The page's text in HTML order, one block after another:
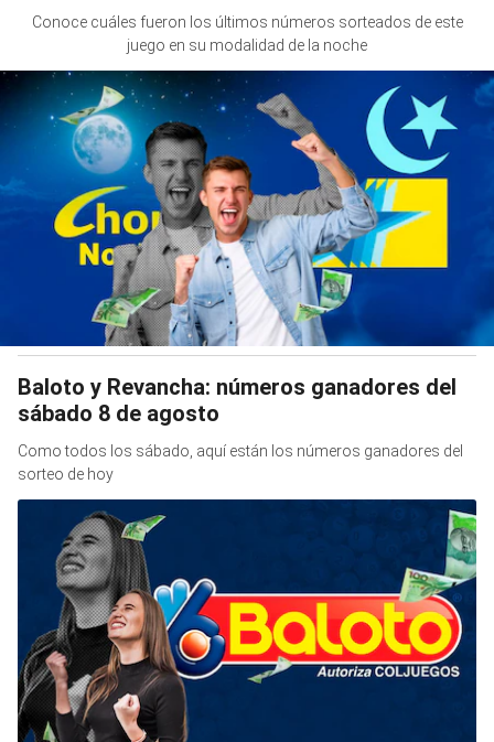
Conoce cuáles fueron los últimos números sorteados de este
juego en su modalidad de la noche
Baloto y Revancha: números ganadores del
sábado 8 de agosto
Como todos los sábado, aquí están los números ganadores del
sorteo de hoy